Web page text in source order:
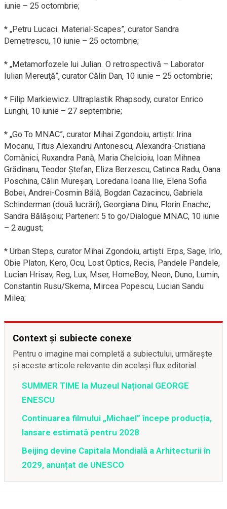
iunie – 25 octombrie;
* „Petru Lucaci. Material-Scapes”, curator Sandra
Demetrescu, 10 iunie – 25 octombrie;
* „Metamorfozele lui Julian. O retrospectivă – Laborator
Iulian Mereuţă”, curator Călin Dan, 10 iunie – 25 octombrie;
* Filip Markiewicz. Ultraplastik Rhapsody, curator Enrico
Lunghi, 10 iunie – 27 septembrie;
* „Go To MNAC”, curator Mihai Zgondoiu, artişti: Irina
Mocanu, Titus Alexandru Antonescu, Alexandra-Cristiana
Comănici, Ruxandra Pană, Maria Chelcioiu, Ioan Mihnea
Grădinaru, Teodor Ştefan, Eliza Berzescu, Catinca Radu, Oana
Poschina, Călin Mureşan, Loredana Ioana Ilie, Elena Sofia
Bobei, Andrei-Cosmin Bălă, Bogdan Cazacincu, Gabriela
Schinderman (două lucrări), Georgiana Dinu, Florin Enache,
Sandra Bălăşoiu; Parteneri: 5 to go/Dialogue MNAC, 10 iunie
– 2 august;
* Urban Steps, curator Mihai Zgondoiu, artişti: Erps, Sage, Irlo,
Obie Platon, Kero, Ocu, Lost Optics, Recis, Pandele Pandele,
Lucian Hrisav, Reg, Lux, Mser, HomeBoy, Neon, Duno, Lumin,
Constantin Rusu/Skema, Mircea Popescu, Lucian Sandu
Milea;
Context și subiecte conexe
Pentru o imagine mai completă a subiectului, urmărește
și aceste articole relevante din același flux editorial.
SUMMER TIME la Muzeul Național GEORGE
ENESCU
Continuarea filmului „Michael” începe producția,
lansare estimată pentru 2028
Beijing devine Capitala Mondială a Arhitecturii în
2029, anunțat de UNESCO